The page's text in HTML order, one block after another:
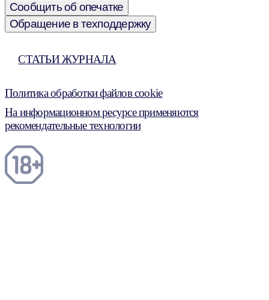
Сообщить об опечатке
Обращение в техподдержку
СТАТЬИ ЖУРНАЛА
Политика обработки файлов cookie
На информационном ресурсе применяются
рекомендательные технологии